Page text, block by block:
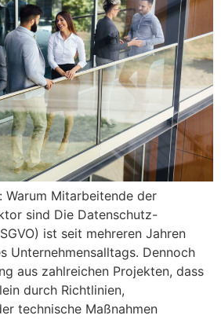
Warum Mitarbeitende der
sind Die Datenschutz-
ist seit mehreren Jahren
Unternehmensalltags. Dennoch
aus zahlreichen Projekten, dass
durch Richtlinien,
technische Maßnahmen